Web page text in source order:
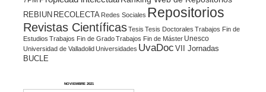
REBIUN RECOLECTA Redes Sociales Repositorios
Revistas CientíficasTesis Tesis Doctorales Trabajos Fin de
Estudios Trabajos Fin de GradoTrabajos Fin de Máster Unesco
Universidad de Valladolid Universidades UvaDoc VII Jornadas
BUCLE
NOVIEMBRE 2021